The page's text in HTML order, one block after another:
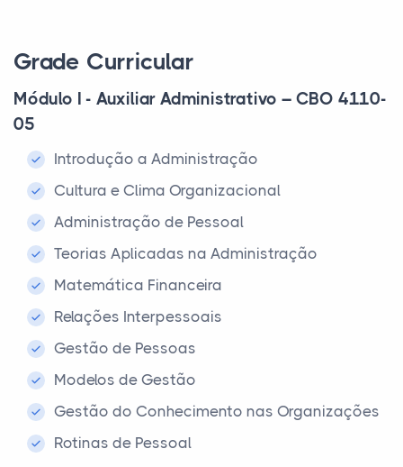
Grade Curricular
Módulo I - Auxiliar Administrativo – CBO 4110-
05
Introdução a Administração
Cultura e Clima Organizacional
Administração de Pessoal
Teorias Aplicadas na Administração
Matemática Financeira
Relações Interpessoais
Gestão de Pessoas
Modelos de Gestão
Gestão do Conhecimento nas Organizações
Rotinas de Pessoal